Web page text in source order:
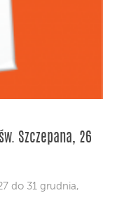
Szczepana, 26
do 31 grudnia,